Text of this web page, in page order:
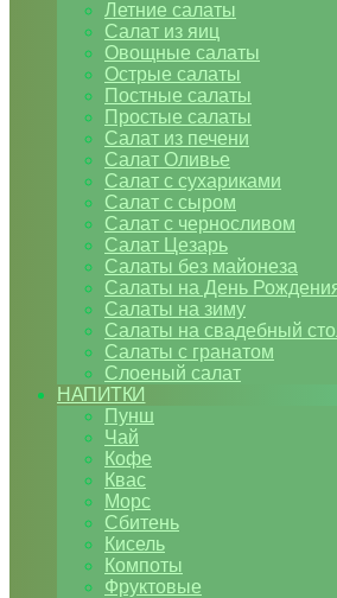
Летние салаты
Салат из яиц
Овощные салаты
Острые салаты
Постные салаты
Простые салаты
Салат из печени
Салат Оливье
Салат с сухариками
Салат с сыром
Салат с черносливом
Салат Цезарь
Салаты без майонеза
Салаты на День
Салаты на зиму
Салаты на свадебный
Салаты с гранатом
Слоеный салат
НАПИТКИ
Пунш
Чай
Кофе
Квас
Морс
Сбитень
Кисель
Компоты
Фруктовые